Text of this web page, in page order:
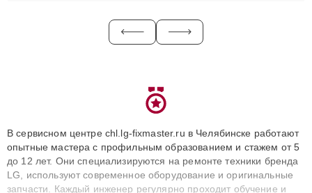
В сервисном центре chl.lg-fixmaster.ru в Челябинске работают
опытные мастера с профильным образованием и стажем от 5
до 12 лет. Они специализируются на ремонте техники бренда
LG, используют современное оборудование и оригинальные
запчасти. Каждый инженер регулярно проходит обучение и